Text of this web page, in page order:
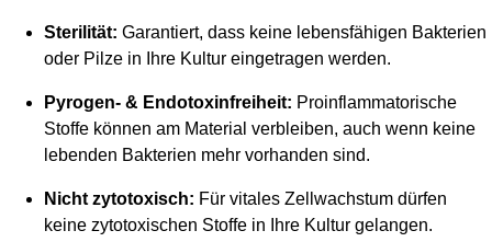
Sterilität: Garantiert, dass keine lebensfähigen Bakterien
oder Pilze in Ihre Kultur eingetragen werden.
Pyrogen- & Endotoxinfreiheit: Proinflammatorische
Stoffe können am Material verbleiben, auch wenn keine
lebenden Bakterien mehr vorhanden sind.
Nicht zytotoxisch: Für vitales Zellwachstum dürfen
keine zytotoxischen Stoffe in Ihre Kultur gelangen.